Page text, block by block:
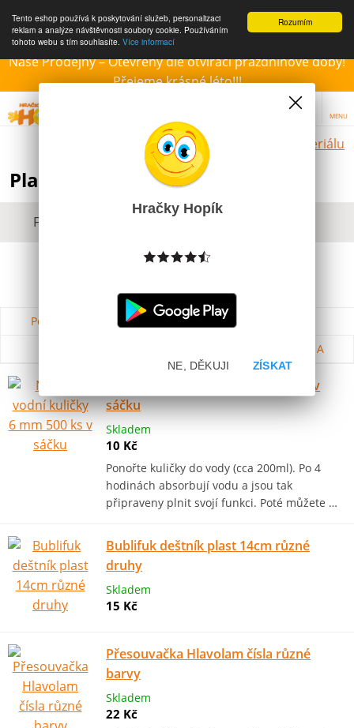
Rozumím
Tento eshop používá k poskytování služeb, personalizaci
reklam a analýze návštěvnosti soubory cookie. Používáním
tohoto webu s tím souhlasíte. Více informací
Naše Prodejny – Otevřeny dle otvírací prázdninové doby!
Přejeme krásné léto!!!
MENU
Hračky dle materiálu
Plastové hračky pro děti
Filtrovat dle dostupnosti, ceny, výrobce
Podle názvu od A do Z
Od nejdražšího
Podle názvu od Z do A
Náboje vodní kuličky 6 mm 500 ks v
sáčku
Skladem
10 Kč
Ponořte kuličky do vody (cca 200ml). Po 4
hodinách absorbují vodu a jsou tak
připraveny plnit svojí funkci. Poté můžete …
Bublifuk deštník plast 14cm různé
druhy
Skladem
15 Kč
Přesouvačka Hlavolam čísla různé
barvy
Skladem
22 Kč
Hračky Hopík
ZÍSKAT
NE, DĚKUJI